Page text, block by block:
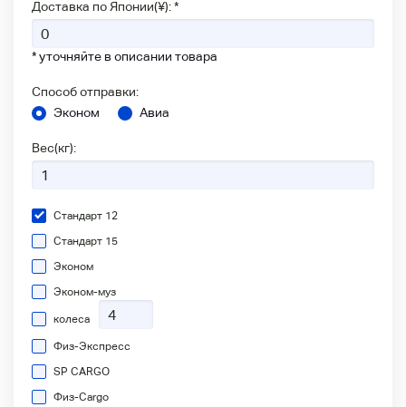
Доставка по Японии(¥): *
* уточняйте в описании товара
Способ отправки:
Эконом
Авиа
Вес(кг):
Стандарт 12
Стандарт 15
Эконом
Эконом-муз
колеса
Физ-Экспресс
SP CARGO
Физ-Сargo